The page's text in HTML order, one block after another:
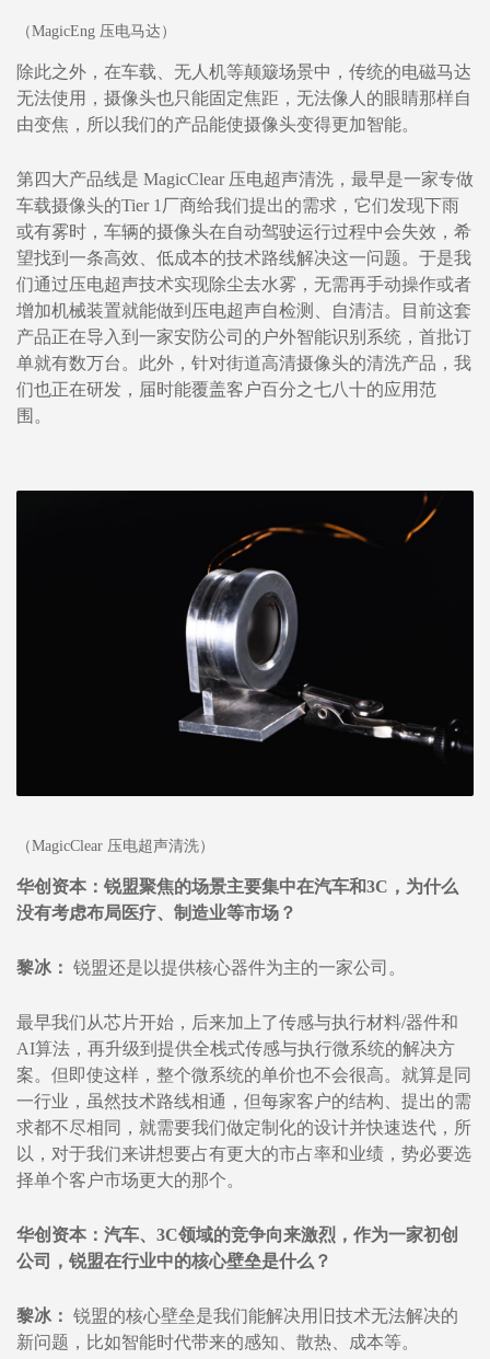
（MagicEng 压电马达）
除此之外，在车载、无人机等颠簸场景中，传统的电磁马达
无法使用，摄像头也只能固定焦距，无法像人的眼睛那样自
由变焦，所以我们的产品能使摄像头变得更加智能。
第四大产品线是 MagicClear 压电超声清洗，最早是一家专做
车载摄像头的Tier 1厂商给我们提出的需求，它们发现下雨
或有雾时，车辆的摄像头在自动驾驶运行过程中会失效，希
望找到一条高效、低成本的技术路线解决这一问题。于是我
们通过压电超声技术实现除尘去水雾，无需再手动操作或者
增加机械装置就能做到压电超声自检测、自清洁。目前这套
产品正在导入到一家安防公司的户外智能识别系统，首批订
单就有数万台。此外，针对街道高清摄像头的清洗产品，我
们也正在研发，届时能覆盖客户百分之七八十的应用范
围。
（MagicClear 压电超声清洗）
华创资本：锐盟聚焦的场景主要集中在汽车和3C，为什么
没有考虑布局医疗、制造业等市场？
黎冰： 锐盟还是以提供核心器件为主的一家公司。
最早我们从芯片开始，后来加上了传感与执行材料/器件和
AI算法，再升级到提供全栈式传感与执行微系统的解决方
案。但即使这样，整个微系统的单价也不会很高。就算是同
一行业，虽然技术路线相通，但每家客户的结构、提出的需
求都不尽相同，就需要我们做定制化的设计并快速迭代，所
以，对于我们来讲想要占有更大的市占率和业绩，势必要选
择单个客户市场更大的那个。
华创资本：汽车、3C领域的竞争向来激烈，作为一家初创
公司，锐盟在行业中的核心壁垒是什么？
黎冰： 锐盟的核心壁垒是我们能解决用旧技术无法解决的
新问题，比如智能时代带来的感知、散热、成本等。